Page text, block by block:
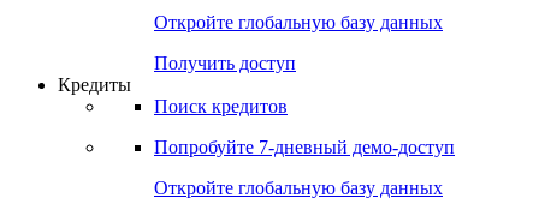
Откройте глобальную базу данных
Получить доступ
Кредиты
Поиск кредитов
Попробуйте 7-дневный демо-доступ
Откройте глобальную базу данных